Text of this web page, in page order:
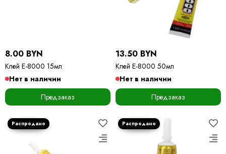
8.00 BYN
Клей Е-8000 15мл
Нет в наличии
Предзаказ
13.50 BYN
Клей Е-8000 50мл
Нет в наличии
Предзаказ